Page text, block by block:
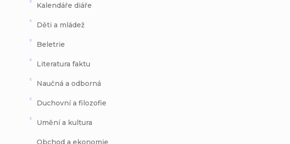
Kalendáře diáře
Děti a mládež
Beletrie
Literatura faktu
Naučná a odborná
Duchovní a filozofie
Umění a kultura
Obchod a ekonomie